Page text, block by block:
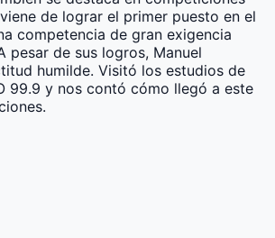
de lograr el primer puesto en el
competencia de gran exigencia
pesar de sus logros, Manuel
humilde. Visitó los estudios de
99.9 y nos contó cómo llegó a este